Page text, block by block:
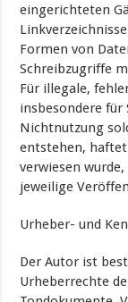
eingerichteten
Formen von
Schreibzugriffe
Für illegale,
insbesondere für
Nichtnutzung
entstehen,
verwiesen
jeweilige
Urheber- und
Der Autor ist
Urheberrechte